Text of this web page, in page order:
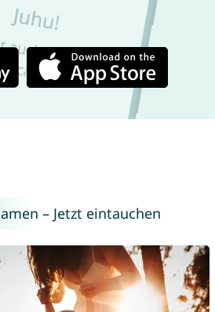
– Jetzt eintauchen